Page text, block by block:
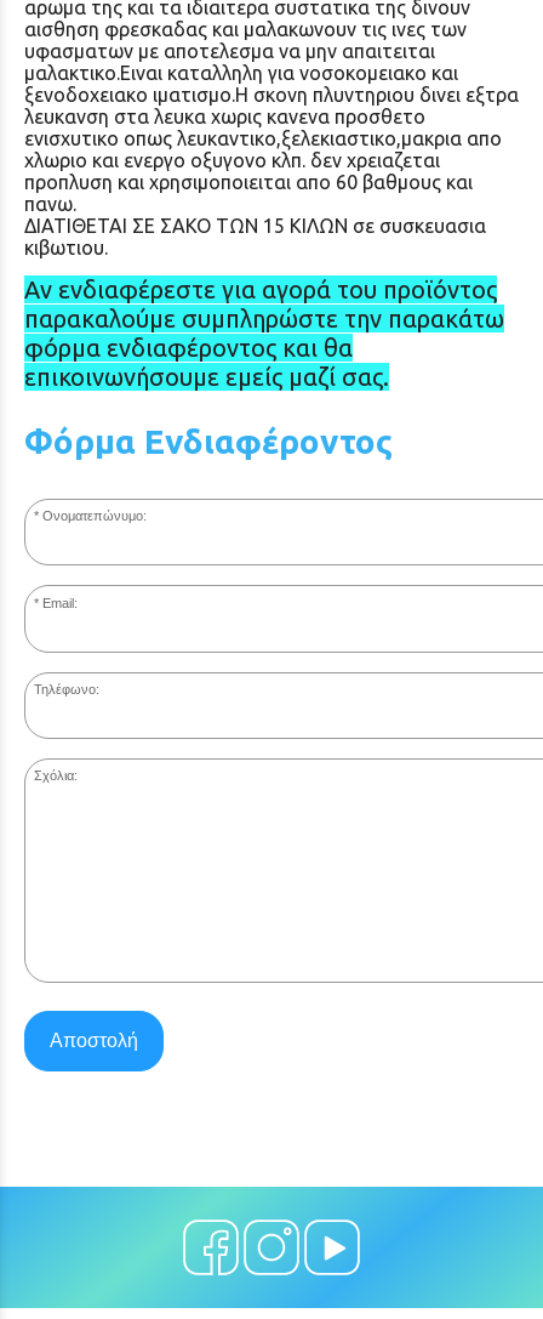
αρωμα της και τα ιδιαιτερα συστατικα της δινουν
αισθηση φρεσκαδας και μαλακωνουν τις ινες των
υφασματων με αποτελεσμα να μην απαιτειται
μαλακτικο.Ειναι καταλληλη για νοσοκομειακο και
ξενοδοχειακο ιματισμο.Η σκονη πλυντηριου δινει εξτρα
λευκανση στα λευκα χωρις κανενα προσθετο
ενισχυτικο οπως λευκαντικο,ξελεκιαστικο,μακρια απο
χλωριο και ενεργο οξυγονο κλπ. δεν χρειαζεται
προπλυση και χρησιμοποιειται απο 60 βαθμους και
πανω.
ΔΙΑΤΙΘΕΤΑΙ ΣΕ ΣΑΚΟ ΤΩΝ 15 ΚΙΛΩΝ σε συσκευασια
κιβωτιου.
Αν ενδιαφέρεστε για αγορά του προϊόντος
παρακαλούμε συμπληρώστε την παρακάτω
φόρμα ενδιαφέροντος και θα
επικοινωνήσουμε εμείς μαζί σας.
Φόρμα Ενδιαφέροντος
Ονοματεπώνυμο:
Email:
Τηλέφωνο:
Σχόλια:
Αποστολή